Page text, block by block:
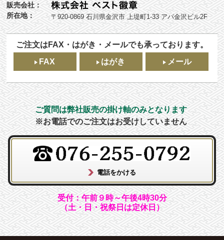
販売会社：
所在地：
〒920-0869 石川県金沢市 上堤町1-33 アパ金沢ビル2F
ご注文はFAX・はがき・メールでも承っております。
FAX
はがき メール
ご質問は弊社販売の掛け軸のみとなります
※お電話でのご注文はお受けしていません
受付：午前９時～午後4時30分
（土・日・祝祭日は定休日）